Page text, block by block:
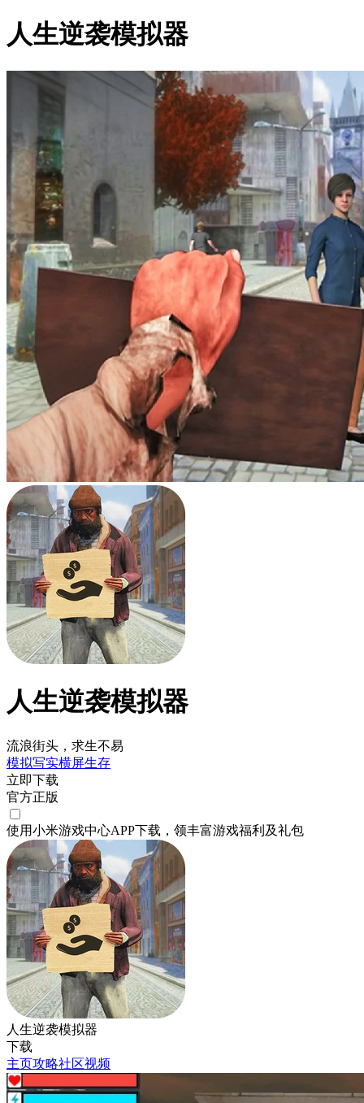
人生逆袭模拟器
人生逆袭模拟器
流浪街头，求生不易
模拟写实横屏生存
立即下载
官方正版
使用小米游戏中心APP下载 ，领丰富游戏福利 及礼包
人生逆袭模拟器
下载
主页攻略社区视频